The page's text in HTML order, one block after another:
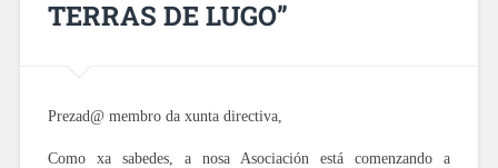
TERRAS DE LUGO”
Prezad@ membro da xunta directiva,
Como xa sabedes, a nosa Asociación está comenzando a